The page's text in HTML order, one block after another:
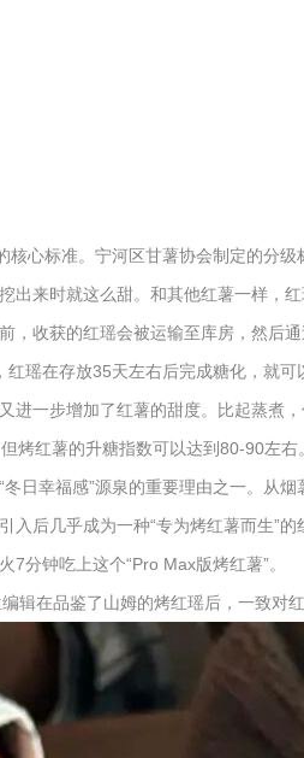
核心标准。宁河区甘薯协会制定的分
出来时就这么甜。和其他红薯一样，
，收获的红瑶会被运输至库房，然后
红瑶在存放35天左右后完成糖化，就可
进一步增加了红薯的甜度。比起蒸煮
烤红薯的升糖指数可以达到80-90左右
日幸福感”源泉的重要理由之一。从
入后几乎成为一种“专为烤红薯而生”
7分钟吃上这个“Pro Max版烤红薯”。
辑在品鉴了山姆的烤红瑶后，一致对